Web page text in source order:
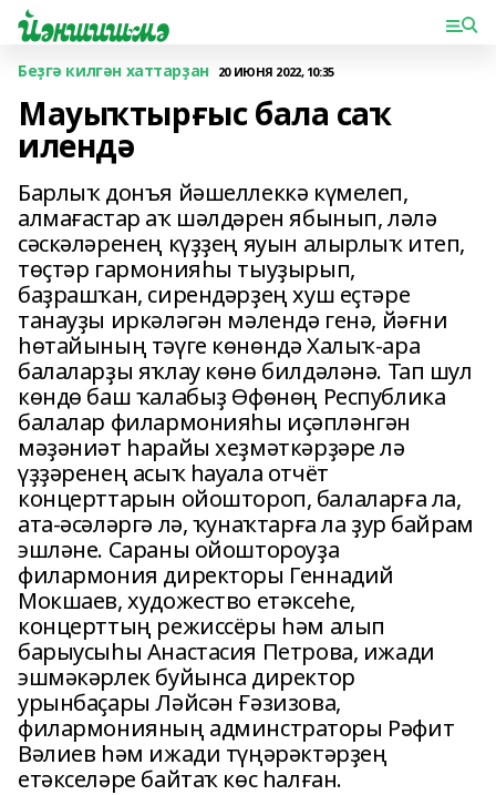
Беҙгә килгән хаттарҙан 20 ИЮНЯ 2022, 10:35
Мауыҡтырғыс бала саҡ
илендә
Барлыҡ донъя йәшеллеккә күмелеп,
алмағастар аҡ шәлдәрен ябынып, ләлә
сәскәләренең күҙҙең яуын алырлыҡ итеп,
төҫтәр гармонияһы тыуҙырып,
баҙрашҡан, сирендәрҙең хуш еҫтәре
танауҙы иркәләгән мәлендә генә, йәғни
һөт­айының тәүге көнөндә Халыҡ-ара
балаларҙы яҡлау көнө билдәләнә. Тап шул
көндө баш ҡалабыҙ Өфөнөң Республика
балалар филармонияһы иҫәпләнгән
мәҙәниәт һарайы хеҙмәткәрҙәре лә
үҙҙәренең асыҡ һауала отчёт
концерттарын ойоштороп, балаларға ла,
ата-әсәләргә лә, ҡунаҡтарға ла ҙур байрам
эшләне. Сараны ойоштороуҙа
филармония директоры Геннадий
Мокшаев, художество етәксеһе,
концерттың режиссёры һәм алып
барыусыһы Анастасия Петрова, ижади
эшмәкәрлек буйынса директор
урынбаҫары Ләйсән Ғәзизова,
филармонияның админстраторы Рәфит
Вәлиев һәм ижади түңәрәктәрҙең
етәкселәре байтаҡ көс һалған.